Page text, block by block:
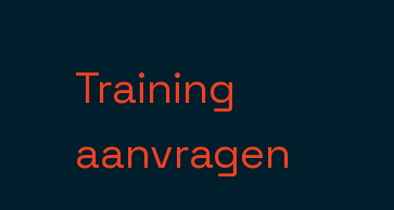
Training
aanvragen